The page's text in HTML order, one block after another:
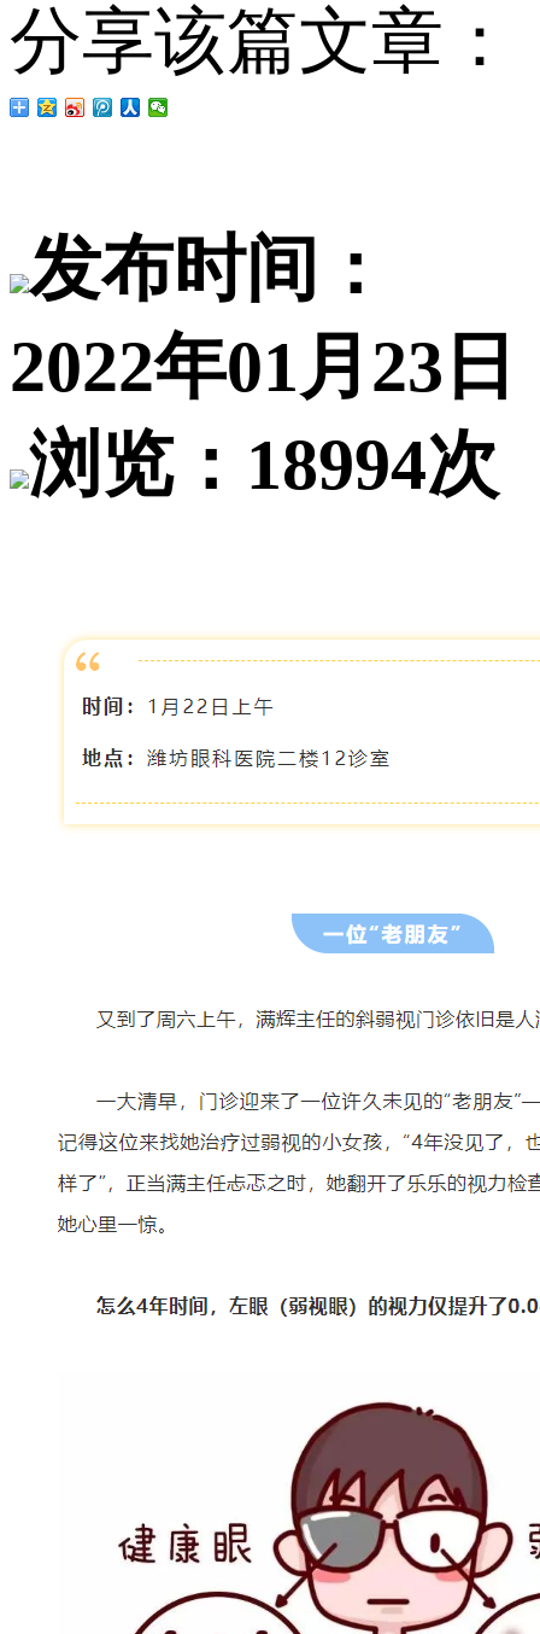
分享该篇文章：
发布时间：
2022年01月23日
浏览：18994次